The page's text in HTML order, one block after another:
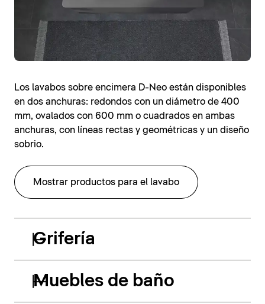
Los lavabos sobre encimera D-Neo están disponibles
en dos anchuras: redondos con un diámetro de 400
mm, ovalados con 600 mm o cuadrados en ambas
anchuras, con líneas rectas y geométricas y un diseño
sobrio.
Mostrar productos para el lavabo
Grifería
Muebles de baño